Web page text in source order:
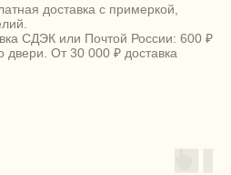
доставка с примеркой,
СДЭК или Почтой России: 600 ₽
двери. От 30 000 ₽ доставка